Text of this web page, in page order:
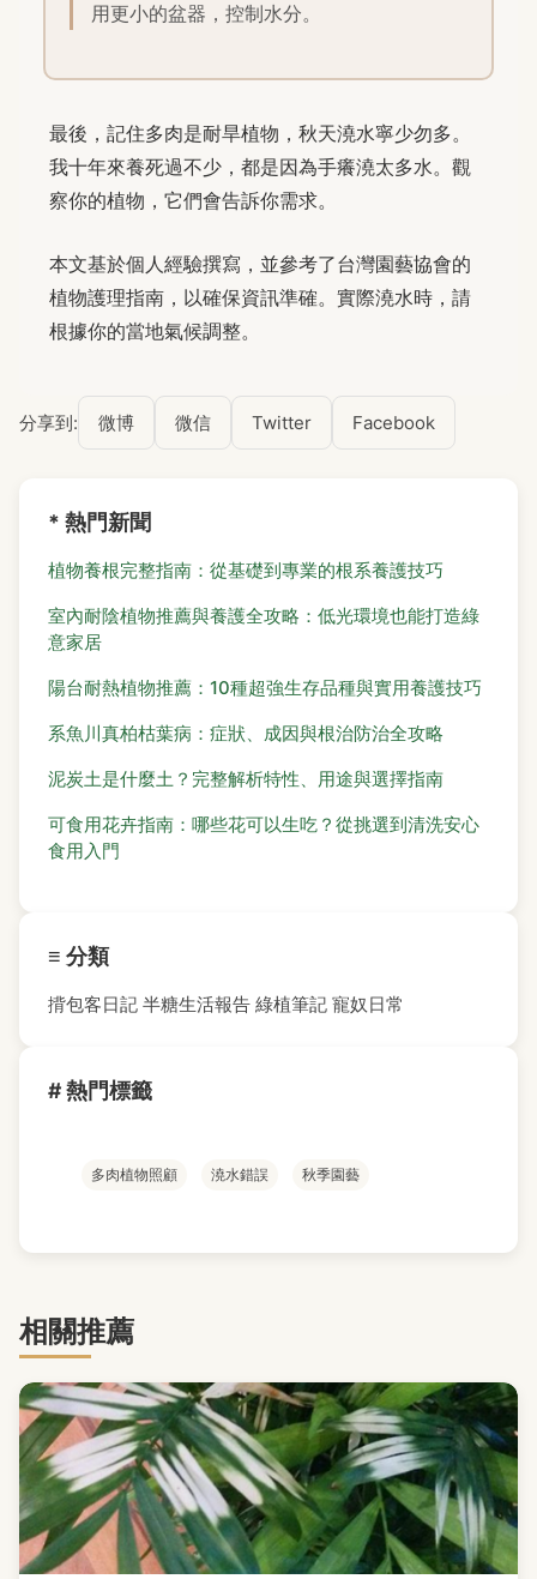
用更小的盆器，控制水分。
最後，記住多肉是耐旱植物，秋天澆水寧少勿多。
我十年來養死過不少，都是因為手癢澆太多水。觀
察你的植物，它們會告訴你需求。
本文基於個人經驗撰寫，並參考了台灣園藝協會的
植物護理指南，以確保資訊準確。實際澆水時，請
根據你的當地氣候調整。
分享到: 微博 微信 Twitter Facebook
* 熱門新聞
植物養根完整指南：從基礎到專業的根系養護技巧
室內耐陰植物推薦與養護全攻略：低光環境也能打造綠
意家居
陽台耐熱植物推薦：10種超強生存品種與實用養護技巧
系魚川真柏枯葉病：症狀、成因與根治防治全攻略
泥炭土是什麼土？完整解析特性、用途與選擇指南
可食用花卉指南：哪些花可以生吃？從挑選到清洗安心
食用入門
≡ 分類
揹包客日記 半糖生活報告 綠植筆記 寵奴日常
# 熱門標籤
多肉植物照顧 澆水錯誤 秋季園藝
相關推薦